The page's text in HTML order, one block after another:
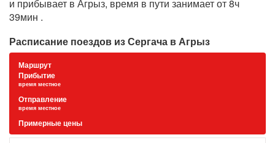
и прибывает в Агрыз, время в пути занимает от 8ч
39мин .
Расписание поездов из Сергача в Агрыз
Маршрут
Прибытие
время местное
Отправление
время местное
Примерные цены